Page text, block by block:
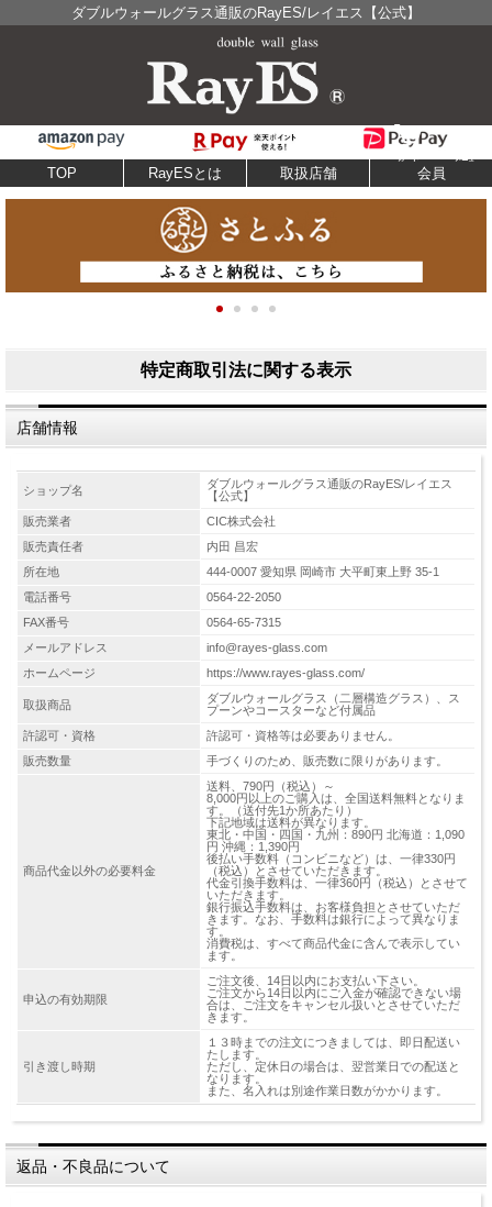
ダブルウォールグラス通販のRayES/レイエス【公式】
TOP RayESとは 取扱店舗 会員
特定商取引法に関する表示
店舗情報
ショップ名
ダブルウォールグラス通販のRayES/レイエス
【公式】
販売業者
CIC株式会社
販売責任者
内田 昌宏
所在地
444-0007 愛知県 岡崎市 大平町東上野 35-1
電話番号
0564-22-2050
FAX番号
0564-65-7315
メールアドレス
info@rayes-glass.com
ホームページ
https://www.rayes-glass.com/
取扱商品
ダブルウォールグラス（二層構造グラス）、ス
プーンやコースターなど付属品
許認可・資格
許認可・資格等は必要ありません。
販売数量
手づくりのため、販売数に限りがあります。
商品代金以外の必要料金
送料、790円（税込）～
8,000円以上のご購入は、全国送料無料となりま
す。（送付先1か所あたり）
下記地域は送料が異なります。
東北・中国・四国・九州：890円 北海道：1,090
円 沖縄：1,390円
後払い手数料（コンビニなど）は、一律330円
（税込）とさせていただきます。
代金引換手数料は、一律360円（税込）とさせて
いただきます。
銀行振込手数料は、お客様負担とさせていただ
きます。なお、手数料は銀行によって異なりま
す。
消費税は、すべて商品代金に含んで表示してい
ます。
申込の有効期限
ご注文後、14日以内にお支払い下さい。
ご注文から14日以内にご入金が確認できない場
合は、ご注文をキャンセル扱いとさせていただ
きます。
引き渡し時期
１３時までの注文につきましては、即日配送い
たします。
ただし、定休日の場合は、翌営業日での配送と
なります。
また、名入れは別途作業日数がかかります。
返品・不良品について